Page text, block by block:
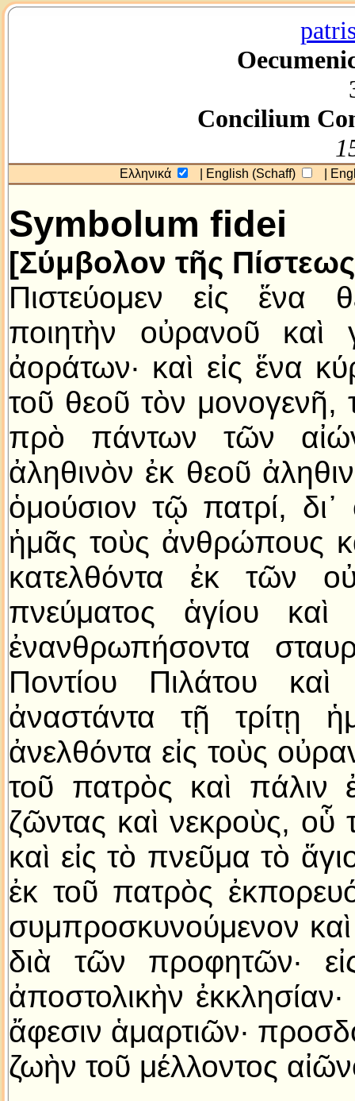
Concilium
Ελληνικά | English (Schaff) |
Symbolum fidei
[Σύμβολον τῆς
Πιστεύομεν εἰς ἕνα
ποιητὴν οὐρανοῦ
ἀοράτων· καὶ εἰς ἕνα
τοῦ θεοῦ τὸν μονογενῆ,
πρὸ πάντων τῶν
ἀληθινὸν ἐκ θεοῦ
ὁμούσιον τῷ πατρί,
ἡμᾶς τοὺς ἀνθρώπους
κατελθόντα ἐκ τῶν
πνεύματος ἁγίου
ἐνανθρωπήσοντα
Ποντίου Πιλάτου
ἀναστάντα τῇ τρίτῃ
ἀνελθόντα εἰς τοὺς
τοῦ πατρὸς καὶ πάλιν
ζῶντας καὶ νεκροὺς, οὗ
καὶ εἰς τὸ πνεῦμα τὸ
ἐκ τοῦ πατρὸς
συμπροσκυνούμενον
διὰ τῶν προφητῶν·
ἀποστολικὴν
ἄφεσιν ἁμαρτιῶν·
ζωὴν τοῦ μέλλοντος